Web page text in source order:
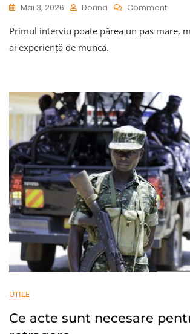
Mai 3, 2026 Dorina CommentOn
Te
Tânăr
Fără
Primul interviu poate părea un pas mare,
ai experiență de muncă.
UTILE
Ce acte sunt necesare